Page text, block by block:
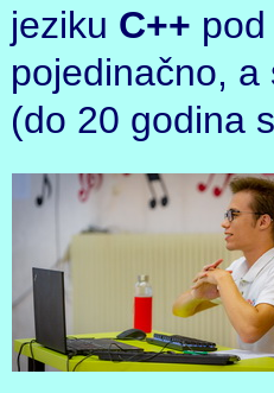
jeziku C++
pojedinačno,
(do 20 godina